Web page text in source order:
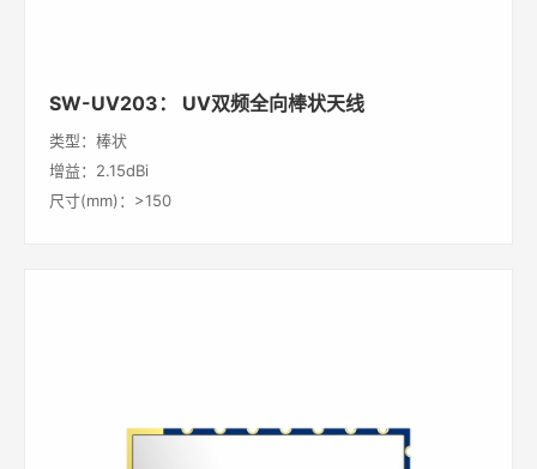
SW-UV203： UV双频全向棒状天线
类型：棒状
增益：2.15dBi
尺寸(mm)：>150